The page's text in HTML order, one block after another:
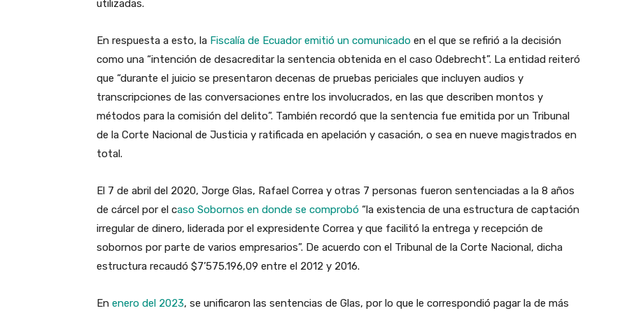
utilizadas.
En respuesta a esto, la Fiscalía de Ecuador emitió un comunicado en el que se refirió a la decisión
como una “intención de desacreditar la sentencia obtenida en el caso Odebrecht”. La entidad reiteró
que “durante el juicio se presentaron decenas de pruebas periciales que incluyen audios y
transcripciones de las conversaciones entre los involucrados, en las que describen montos y
métodos para la comisión del delito”. También recordó que la sentencia fue emitida por un Tribunal
de la Corte Nacional de Justicia y ratificada en apelación y casación, o sea en nueve magistrados en
total.
El 7 de abril del 2020, Jorge Glas, Rafael Correa y otras 7 personas fueron sentenciadas a la 8 años
de cárcel por el caso Sobornos en donde se comprobó “la existencia de una estructura de captación
irregular de dinero, liderada por el expresidente Correa y que facilitó la entrega y recepción de
sobornos por parte de varios empresarios”. De acuerdo con el Tribunal de la Corte Nacional, dicha
estructura recaudó $7’575.196,09 entre el 2012 y 2016.
En enero del 2023, se unificaron las sentencias de Glas, por lo que le correspondió pagar la de más